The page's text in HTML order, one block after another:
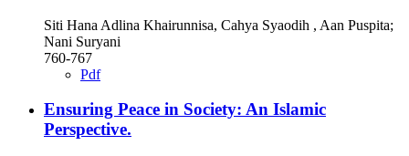
Siti Hana Adlina Khairunnisa, Cahya Syaodih , Aan Puspita;
Nani Suryani
760-767
Pdf
Ensuring Peace in Society: An Islamic
Perspective.